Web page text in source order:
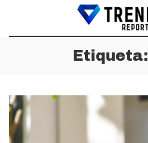
Etiqueta: